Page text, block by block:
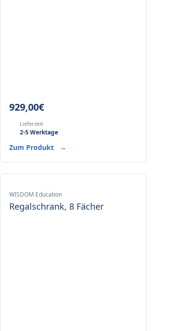
929,00€
Lieferzeit
2-5 Werktage
Zum Produkt →
WISDOM Education
Regalschrank, 8 Fächer